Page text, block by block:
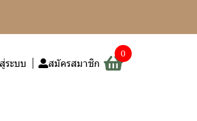
ระบบ สมัครสมาชิก
0